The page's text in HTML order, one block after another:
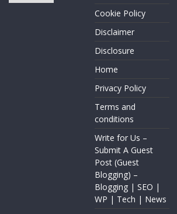
Cookie Policy
Disclaimer
Disclosure
Home
Privacy Policy
Terms and
conditions
Write for Us –
Submit A Guest
Post (Guest
Blogging) –
Blogging | SEO |
WP | Tech | News